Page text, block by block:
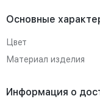
Основные
Цвет
Материал изделия
Информация о